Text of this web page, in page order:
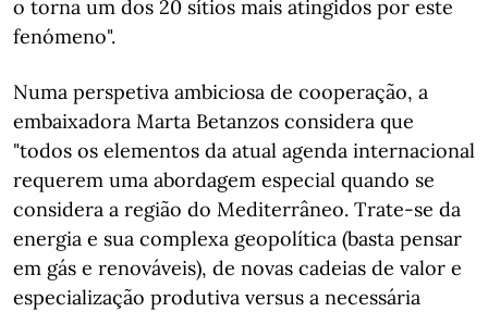
o torna um dos 20 sítios mais atingidos por este
fenómeno".
Numa perspetiva ambiciosa de cooperação, a
embaixadora Marta Betanzos considera que
"todos os elementos da atual agenda internacional
requerem uma abordagem especial quando se
considera a região do Mediterrâneo. Trate-se da
energia e sua complexa geopolítica (basta pensar
em gás e renováveis), de novas cadeias de valor e
especialização produtiva versus a necessária